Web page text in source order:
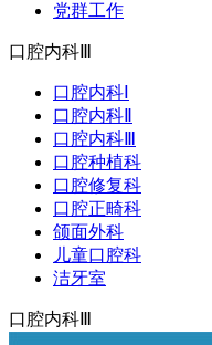
党群工作
口腔内科Ⅲ
口腔内科Ⅰ
口腔内科Ⅱ
口腔内科Ⅲ
口腔种植科
口腔修复科
口腔正畸科
颌面外科
儿童口腔科
洁牙室
口腔内科Ⅲ